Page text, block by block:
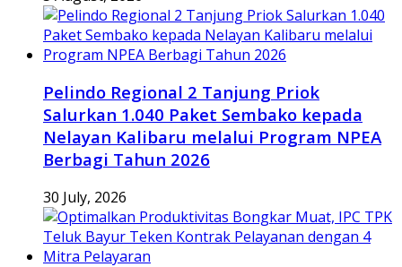
Pelindo Regional 2 Tanjung Priok
Salurkan 1.040 Paket Sembako kepada
Nelayan Kalibaru melalui Program NPEA
Berbagi Tahun 2026
30 July, 2026